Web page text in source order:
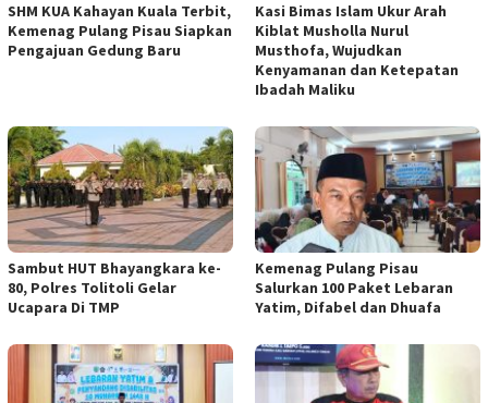
SHM KUA Kahayan Kuala Terbit,
Kemenag Pulang Pisau Siapkan
Pengajuan Gedung Baru
Kasi Bimas Islam Ukur Arah
Kiblat Musholla Nurul
Musthofa, Wujudkan
Kenyamanan dan Ketepatan
Ibadah Maliku
Sambut HUT Bhayangkara ke-
80, Polres Tolitoli Gelar
Ucapara Di TMP
Kemenag Pulang Pisau
Salurkan 100 Paket Lebaran
Yatim, Difabel dan Dhuafa